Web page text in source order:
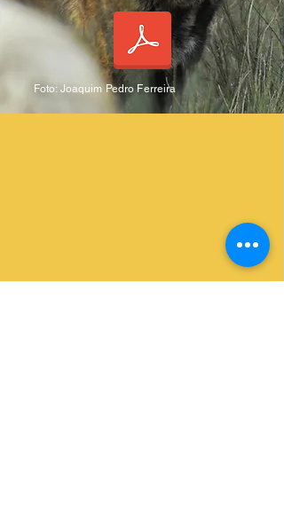
Foto: Joaquim Pedro Ferreira